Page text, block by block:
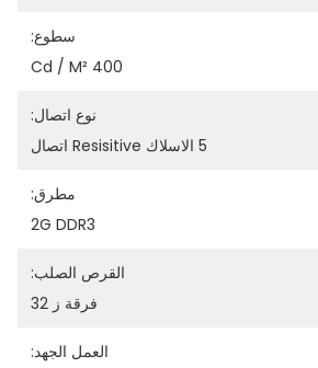
سطوع:
400 Cd / M²
نوع اتصال:
5 الاسلاك Resisitive اتصال
مطرق:
2G DDR3
القرص الصلب:
فرقة ز 32
العمل الجهد: